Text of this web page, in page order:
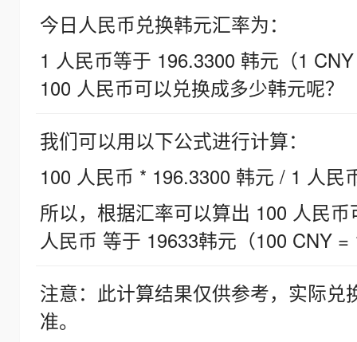
今日人民币兑换韩元汇率为：
1 人民币等于 196.3300 韩元（1
100 人民币可以兑换成多少韩元呢？
我们可以用以下公式进行计算：
100 人民币 * 196.3300 韩元 / 1 人民
所以，根据汇率可以算出 100 人民
人民币 等于 19633韩元（100 CNY =
注意：此计算结果仅供参考，实际
准。